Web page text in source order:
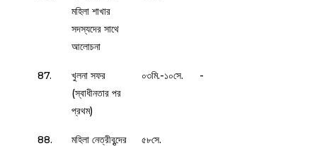
মহিলা শাখার
সদস্যদের সাথে
আলোচনা
87.
খুলনা সফর
(স্বাধীনতার পর
প্রথম)
০৩মি.-১০সে. -
88.
মহিলা নেত্রীবৃন্দের
৫৮সে.